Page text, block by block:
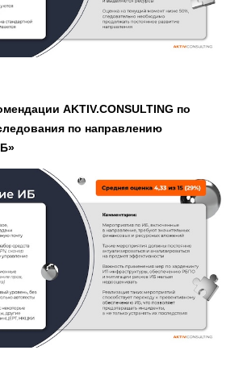
AKTIV.CONSULTING по
по направлению